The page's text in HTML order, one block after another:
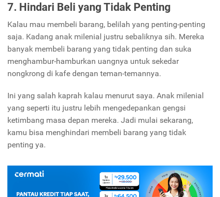
7. Hindari Beli yang Tidak Penting
Kalau mau membeli barang, belilah yang penting-penting
saja. Kadang anak milenial justru sebaliknya sih. Mereka
banyak membeli barang yang tidak penting dan suka
menghambur-hamburkan uangnya untuk sekedar
nongkrong di kafe dengan teman-temannya.
Ini yang salah kaprah kalau menurut saya. Anak milenial
yang seperti itu justru lebih mengedepankan gengsi
ketimbang masa depan mereka. Jadi mulai sekarang,
kamu bisa menghindari membeli barang yang tidak
penting ya.